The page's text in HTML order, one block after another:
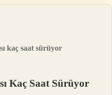
kaç saat sürüyor
Kaç Saat Sürüyor